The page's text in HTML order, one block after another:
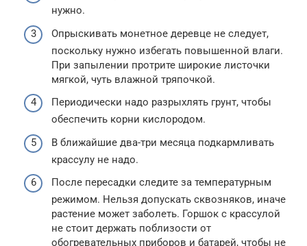
нужно.
Опрыскивать монетное деревце не следует,
поскольку нужно избегать повышенной влаги.
При запылении протрите широкие листочки
мягкой, чуть влажной тряпочкой.
Периодически надо разрыхлять грунт, чтобы
обеспечить корни кислородом.
В ближайшие два-три месяца подкармливать
крассулу не надо.
После пересадки следите за температурным
режимом. Нельзя допускать сквозняков, иначе
растение может заболеть. Горшок с крассулой
не стоит держать поблизости от
обогревательных приборов и батарей, чтобы не